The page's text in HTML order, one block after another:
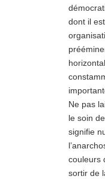
dont il
Ne pas
le soin
signifie
couleurs
sortir de